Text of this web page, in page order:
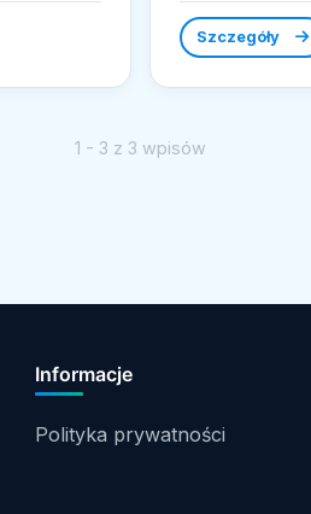
Szczegóły
1 - 3 z 3 wpisów
Informacje
Polityka prywatności